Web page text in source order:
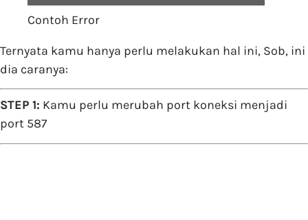
Contoh Error
Ternyata kamu hanya perlu melakukan hal ini, Sob, ini
dia caranya:
STEP 1: Kamu perlu merubah port koneksi menjadi
port 587